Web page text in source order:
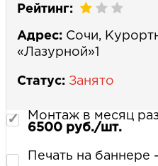
Рейтинг:
Адрес: Сочи,
«Лазурной»1
Статус: Занято
Монтаж в месяц
6500 руб./шт.
Печать на